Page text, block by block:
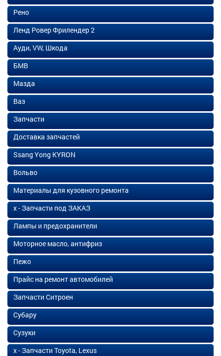
Рено
Ленд Ровер Фрилендер 2
Ауди, VW, Шкода
БМВ
Мазда
Ваз
Запчасти
Доставка запчастей
Ssang Yong KYRON
Вольво
Материалы для кузовного ремонта
х - Запчасти под ЗАКАЗ
Лампы и предохранители
Моторное масло, антифриз
Пежо
Прайс на ремонт автомобилей
Запчасти Ситроен
Субару
Сузуки
х - Запчасти Toyota, Lexus